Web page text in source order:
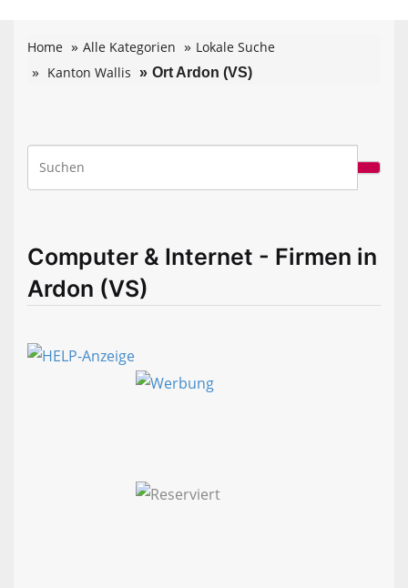
Home Alle Kategorien
Lokale Suche
Kanton Wallis
Ort Ardon (VS)
Computer & Internet - Firmen in
Ardon (VS)